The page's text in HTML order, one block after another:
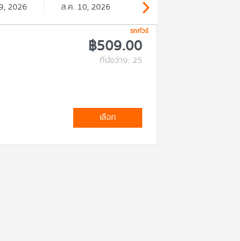
2026 ส.ค. 10, 2026
รถทัวร์
฿509.00
ที่นั่งว่าง: 25
เลือก